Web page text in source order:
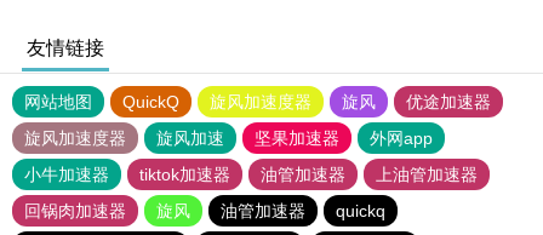
友情链接
网站地图 QuickQ 旋风加速度器 旋风
优途加速器
旋风加速度器
旋风加速 坚果加速器
外网app
小牛加速器
tiktok加速器 油管加速器
上油管加速器
回锅肉加速器
旋风 油管加速器 quickq